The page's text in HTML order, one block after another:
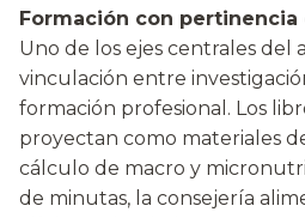
Formación con pertinencia
Uno de los ejes centrales del
vinculación entre
formación profesional. Los
proyectan como materiales
cálculo de macro y
de minutas, la consejería